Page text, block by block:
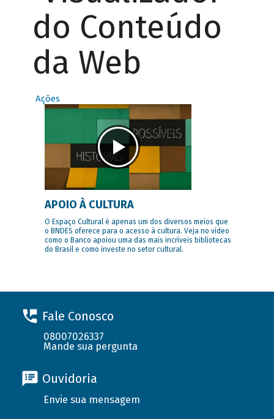
do Conteúdo
da Web
Ações
APOIO À CULTURA
O Espaço Cultural é apenas um dos diversos meios que
o BNDES oferece para o acesso à cultura. Veja no vídeo
como o Banco apoiou uma das mais incríveis bibliotecas
do Brasil e como investe no setor cultural.
Fale Conosco
08007026337
Mande sua pergunta
Ouvidoria
Envie sua mensagem